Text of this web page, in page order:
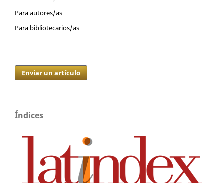
Para autores/as
Para bibliotecarios/as
Enviar un artículo
Índices